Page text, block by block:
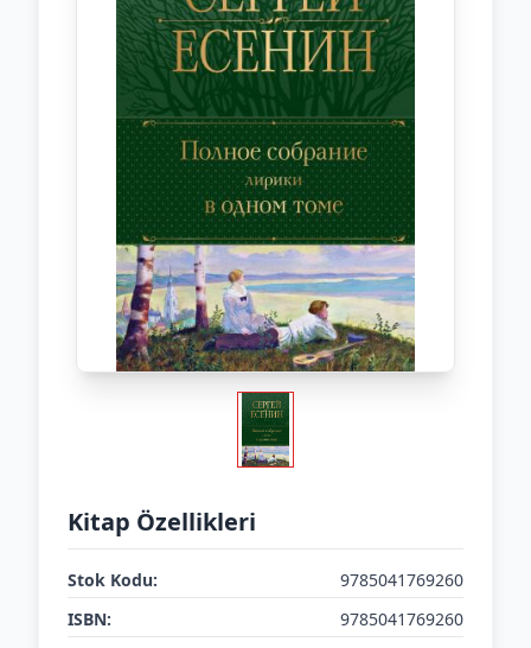
Kitap Özellikleri
Stok Kodu:
9785041769260
ISBN:
9785041769260